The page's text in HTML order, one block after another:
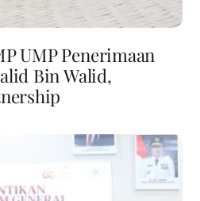
UMP Penerimaan
Bin Walid,